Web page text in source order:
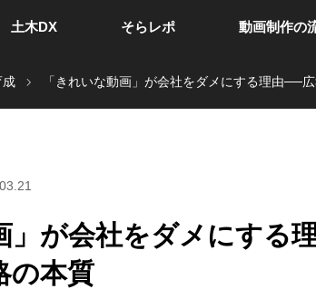
土木DX そらレポ 動画制作の
成 「きれいな動画」が会社をダメにする理由──
」が会社をダメにする
の本質